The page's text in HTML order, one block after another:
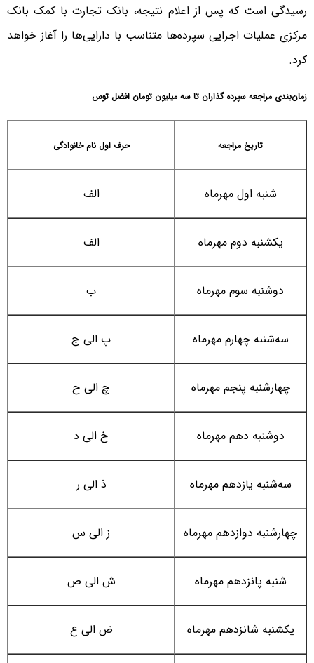
رسیدگی است که پس از اعلام نتیجه، بانک تجارت با کمک بانک
مرکزی عملیات اجرایی سپرده‌ها متناسب با دارایی‌ها را آغاز خواهد
کرد.
زمان‌بندی مراجعه سپرده گذاران تا سه میلیون تومان افضل توس
تاریخ مراجعه حرف اول نام خانوادگی
شنبه اول مهرماه الف
یکشنبه دوم مهرماه الف
دوشنبه سوم مهرماه ب
سه‌شنبه چهارم مهرماه پ الی ج
چهارشنبه پنجم مهرماه چ الی ح
دوشنبه دهم مهرماه خ الی د
سه‌شنبه یازدهم مهرماه ذ الی ر
چهارشنبه دوازدهم مهرماه ز الی س
شنبه پانزدهم مهرماه ش الی ص
یکشنبه شانزدهم مهرماه ض الی ع